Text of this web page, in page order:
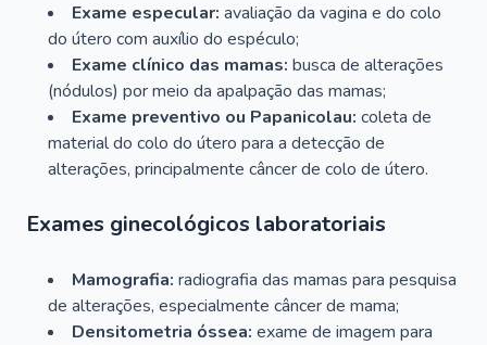
Exame especular: avaliação da vagina e do colo
do útero com auxílio do espéculo;
Exame clínico das mamas: busca de alterações
(nódulos) por meio da apalpação das mamas;
Exame preventivo ou Papanicolau: coleta de
material do colo do útero para a detecção de
alterações, principalmente câncer de colo de útero.
Exames ginecológicos laboratoriais
Mamografia: radiografia das mamas para pesquisa
de alterações, especialmente câncer de mama;
Densitometria óssea: exame de imagem para